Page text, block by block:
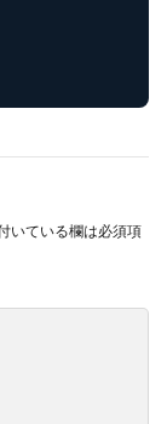
いている欄は必須項